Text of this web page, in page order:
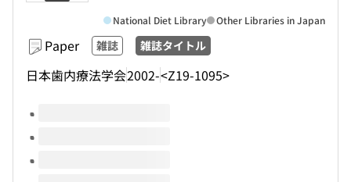
Paper 雑誌 雑誌タイトル
日本歯内療法学会2002-<Z19-1095>
National Diet Library Other Libraries in Japan
Volumes of this title